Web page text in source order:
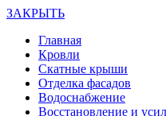
ЗАКРЫТЬ
Главная
Кровли
Скатные крыши
Отделка фасадов
Водоснабжение
Восстановление и